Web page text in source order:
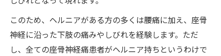
このため、ヘルニアがある方の多くは腰痛に加え、座骨
神経に沿った下肢の痛みやしびれを経験します。ただ
し、全ての座骨神経痛患者がヘルニア持ちというわけで